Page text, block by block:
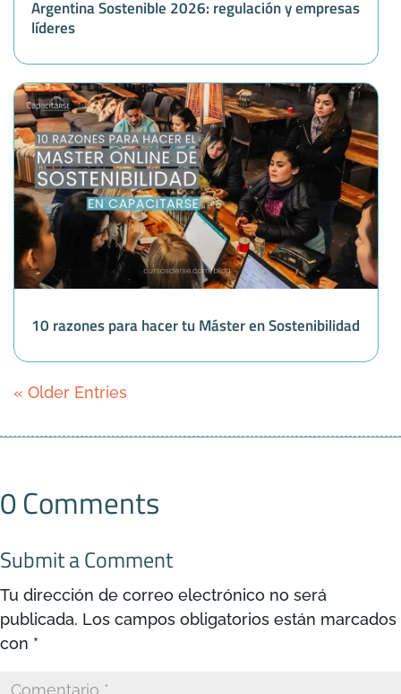
Argentina Sostenible 2026: regulación y empresas
líderes
10 razones para hacer tu Máster en Sostenibilidad
« Older Entries
0 Comments
Submit a Comment
Tu dirección de correo electrónico no será
publicada. Los campos obligatorios están marcados
con *